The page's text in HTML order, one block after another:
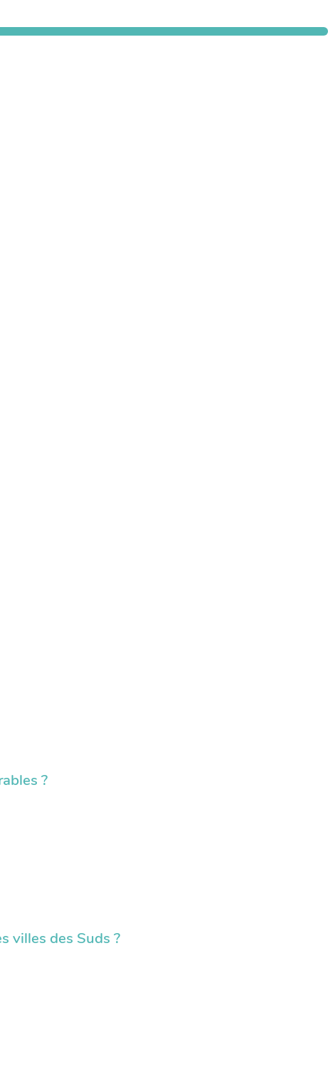
?
villes des Suds ?